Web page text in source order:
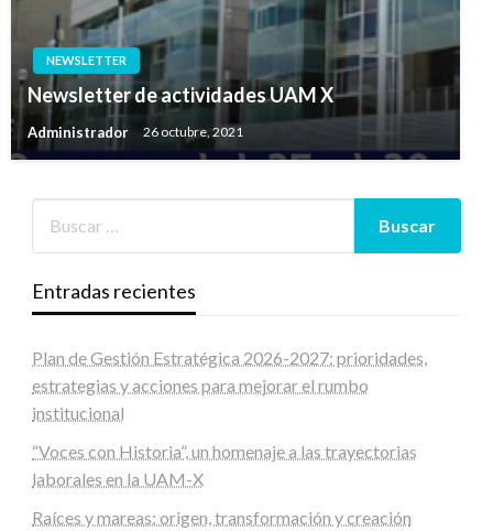
NEWSLETTER
Newsletter de actividades UAM X
Administrador 26 octubre, 2021
Entradas recientes
Plan de Gestión Estratégica 2026-2027: prioridades,
estrategias y acciones para mejorar el rumbo
institucional
“Voces con Historia”, un homenaje a las trayectorias
laborales en la UAM-X
Raíces y mareas: origen, transformación y creación